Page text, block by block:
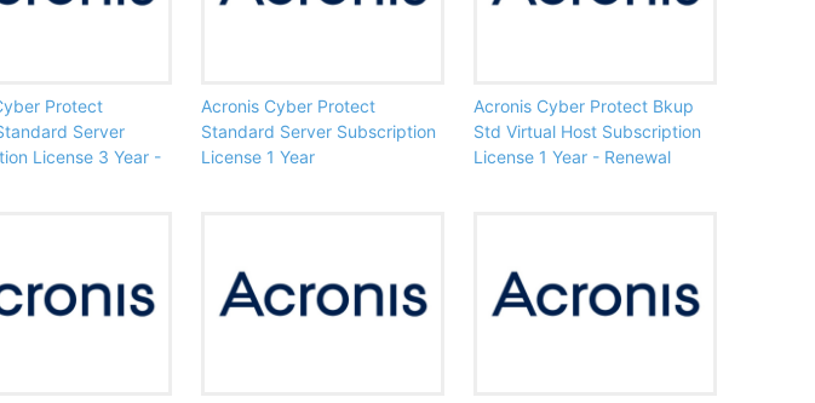
Protect
Server
License 3 Year -
Acronis Cyber Protect
Standard Server Subscription
License 1 Year
Acronis Cyber Protect Bkup
Std Virtual Host Subscription
License 1 Year - Renewal